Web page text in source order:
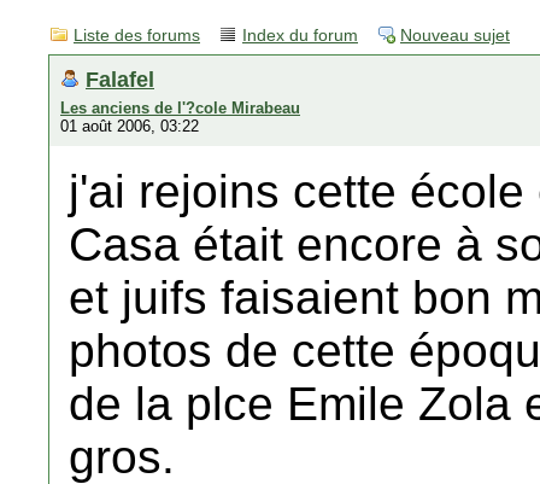
Liste des forums Index du forum Nouveau sujet
Falafel
Les anciens de l'?cole Mirabeau
01 août 2006, 03:22
j'ai rejoins cette
Casa était encore à
et juifs faisaient bon
photos de cette
de la plce Emile Zola
gros.